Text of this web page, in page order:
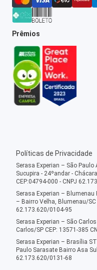
Prêmios
Políticas de Privacidade
Serasa Experian – São
Sucupira - 24ºandar -
CEP:04794-000 - CNPJ
Serasa Experian – Blumenau
– Bairro Velha, Blumenau/SC
62.173.620/0104-95
Serasa Experian – São
Carlos/SP CEP: 13571-385
Serasa Experian – Brasília ST
Paulo Sarasate Bairro Asa
62.173.620/0131-68